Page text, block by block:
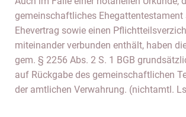
gemeinschaftliches Ehegattentestament
Ehevertrag sowie einen
miteinander verbunden enthält, haben
gem. § 2256 Abs. 2 S. 1 BGB
auf Rückgabe des gemeinschaftlichen
der amtlichen Verwahrung. (nichtamtl.